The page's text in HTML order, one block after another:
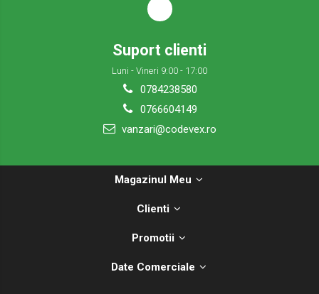
Suport clienti
Luni - Vineri 9:00 - 17:00
0784238580
0766604149
vanzari@codevex.ro
Magazinul Meu
Clienti
Promotii
Date Comerciale